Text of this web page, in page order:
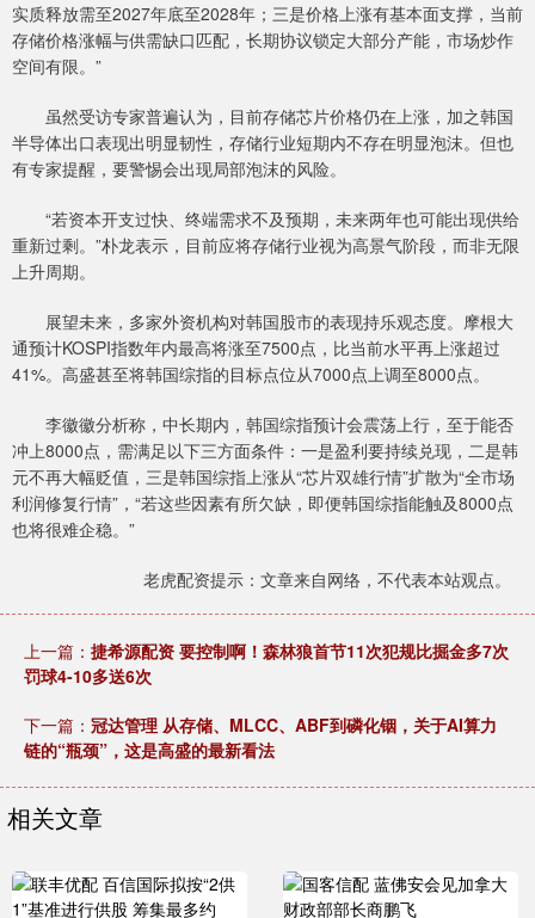
实质释放需至2027年底至2028年；三是价格上涨有基本面支撑，当前
存储价格涨幅与供需缺口匹配，长期协议锁定大部分产能，市场炒作
空间有限。”
虽然受访专家普遍认为，目前存储芯片价格仍在上涨，加之韩国
半导体出口表现出明显韧性，存储行业短期内不存在明显泡沫。但也
有专家提醒，要警惕会出现局部泡沫的风险。
“若资本开支过快、终端需求不及预期，未来两年也可能出现供给
重新过剩。”朴龙表示，目前应将存储行业视为高景气阶段，而非无限
上升周期。
展望未来，多家外资机构对韩国股市的表现持乐观态度。摩根大
通预计KOSPI指数年内最高将涨至7500点，比当前水平再上涨超过
41%。高盛甚至将韩国综指的目标点位从7000点上调至8000点。
李徽徽分析称，中长期内，韩国综指预计会震荡上行，至于能否
冲上8000点，需满足以下三方面条件：一是盈利要持续兑现，二是韩
元不再大幅贬值，三是韩国综指上涨从“芯片双雄行情”扩散为“全市场
利润修复行情”，“若这些因素有所欠缺，即便韩国综指能触及8000点
也将很难企稳。”
老虎配资提示：文章来自网络，不代表本站观点。
上一篇： 捷希源配资 要控制啊！森林狼首节11次犯规比掘金多7次
罚球4-10多送6次
下一篇： 冠达管理 从存储、MLCC、ABF到磷化铟，关于AI算力
链的“瓶颈”，这是高盛的最新看法
相关文章